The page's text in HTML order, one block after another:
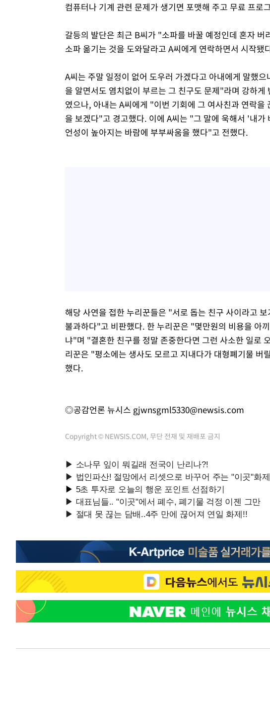
컴퓨터나 기계 관련 문제가 생기면 포맷해 주고 무료 프로
갈등의 발단은 최근 B씨가 "소파를 바꿀 예정인데 혼자
소파 옮기는 것을 도와달라고 A씨에게 연락하면서 시작됐
A씨는 주말 일정이 없어 도우러 가겠다고 아내에게 말했
을 알면서도 염치없이 부르는 그 친구도 문제"라며 강하
였으나, 아내는 A씨에게 "이번 기회에 그 여사친과 연락
을 보겠다"고 경고했다. 이에 A씨는 "그 말에 욱해서 '내
언성이 높아지는 바람에 부부싸움을 했다"고 전했다.
해당 사연을 접한 누리꾼들은 "서로 돕는 친구 사이라고
불과하다"고 비판했다. 한 누리꾼은 "몇만원의 비용을 아
냐"며 "결혼한 친구를 정말 존중한다면 그런 사소한 일로
리꾼은 "평소에는 생사도 모르고 지내다가 대형폐기물 버
했다.
◎공감언론 뉴시스 gjwnsgml5330@newsis.com
Copyright © NEWSIS.COM, 무단 전재 및 재배포 금지